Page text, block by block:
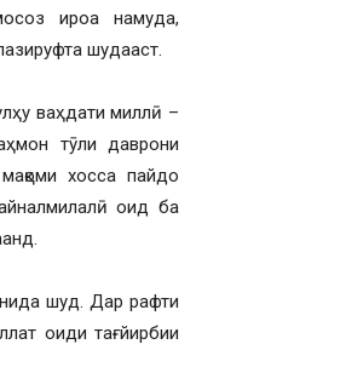
ироа намуда,
шудааст.
ваҳдати миллӣ –
тӯли даврони
хосса пайдо
оид ба
шуд. Дар рафти
оиди тағйирбии